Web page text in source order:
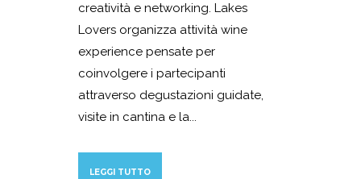
creatività e networking. Lakes
Lovers organizza attività wine
experience pensate per
coinvolgere i partecipanti
attraverso degustazioni guidate,
visite in cantina e la...
LEGGI TUTTO